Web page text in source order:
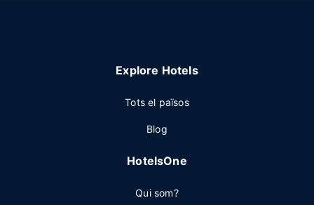
Explore Hotels
Tots el països
Blog
HotelsOne
Qui som?